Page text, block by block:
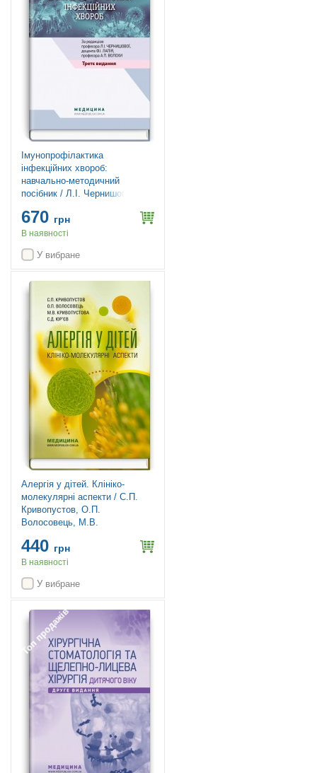
Імунопрофілактика
інфекційних хвороб:
навчально-методичний
посібник / Л.І. Чернишова, Ф.І.
є видання
670 грн
В наявності
У вибране
Алергія у дітей. Клініко-
молекулярні аспекти / С.П.
Кривопустов, О.П.
Волосовець, М.В.
440 грн
В наявності
У вибране
Топ продажів